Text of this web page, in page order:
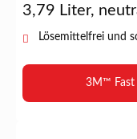
3,79 Liter,
Lösemittelfrei und
3M™ Fast